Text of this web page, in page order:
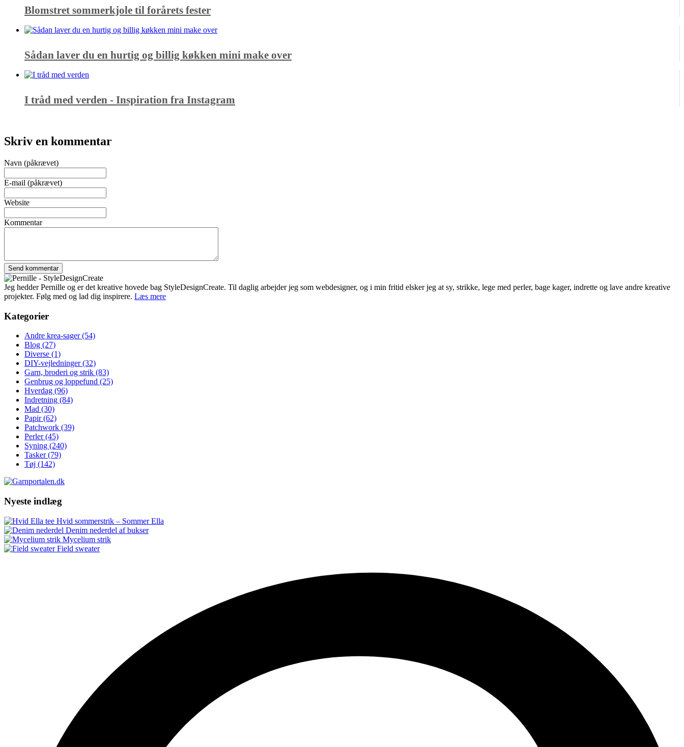
Blomstret sommerkjole til forårets fester
Sådan laver du en hurtig og billig køkken mini make over
I tråd med verden - Inspiration fra Instagram
Skriv en kommentar
Navn (påkrævet)
E-mail (påkrævet)
Website
Kommentar
Jeg hedder Pernille og er det kreative hovede bag StyleDesignCreate. Til daglig arbejder jeg som webdesigner, og i min fritid elsker jeg at sy, strikke, lege med perler, bage kager, indrette og lave andre kreative
projekter. Følg med og lad dig inspirere. Læs mere
Kategorier
Andre krea-sager(54)
Blog (27)
Diverse (1)
DIY-vejledninger(32)
Garn, broderi og strik (83)
Genbrug og loppefund (25)
Hverdag (96)
Indretning (84)
Mad (30)
Papir(62)
Patchwork (39)
Perler(45)
Syning (240)
Tasker(79)
Tøj (142)
Nyeste indlæg
Hvid sommerstrik – Sommer Ella
Denim nederdel af bukser
Mycelium strik
Field sweater